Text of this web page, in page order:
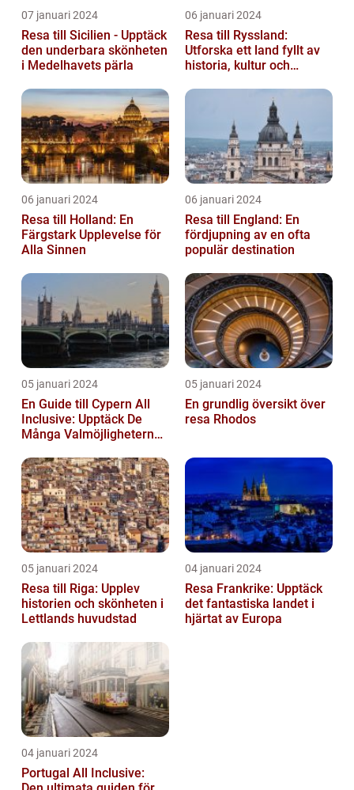
07 januari 2024
Resa till Sicilien - Upptäck
den underbara skönheten
i Medelhavets pärla
06 januari 2024
Resa till Ryssland:
Utforska ett land fyllt av
historia, kultur och
06 januari 2024
Resa till Holland: En
Färgstark Upplevelse för
Alla Sinnen
06 januari 2024
Resa till England: En
fördjupning av en ofta
populär destination
05 januari 2024
En Guide till Cypern All
Inclusive: Upptäck De
Många Valmöjligheterna
Semester...
05 januari 2024
En grundlig översikt över
resa Rhodos
05 januari 2024
Resa till Riga: Upplev
historien och skönheten i
Lettlands huvudstad
04 januari 2024
Resa Frankrike: Upptäck
det fantastiska landet i
hjärtat av Europa
04 januari 2024
Portugal All Inclusive: